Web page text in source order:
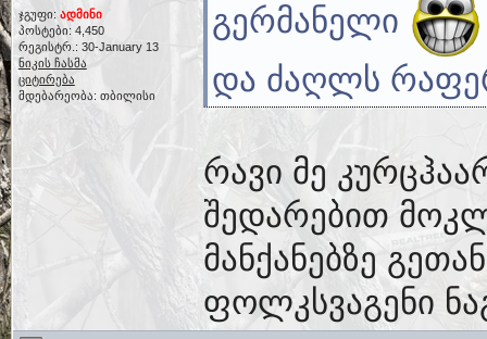
ჯგუფი: ადმინი
პოსტები: 4,450
რეგისტრ.: 30-January 13
ნიკის ჩასმა
ციტირება
მდებარეობა: თბილისი
გერმანელი
და ძაღლს
რავი მე
შედარებით
მანქანებზე
ფოლკსვაგენი